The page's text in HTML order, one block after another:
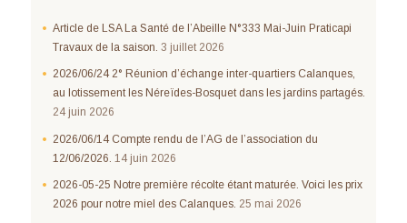
Article de LSA La Santé de l’Abeille N°333 Mai-Juin Praticapi
Travaux de la saison. 3 juillet 2026
2026/06/24 2° Réunion d’échange inter-quartiers Calanques,
au lotissement les Néreïdes-Bosquet dans les jardins partagés.
24 juin 2026
2026/06/14 Compte rendu de l’AG de l’association du
12/06/2026. 14 juin 2026
2026-05-25 Notre première récolte étant maturée. Voici les prix
2026 pour notre miel des Calanques. 25 mai 2026